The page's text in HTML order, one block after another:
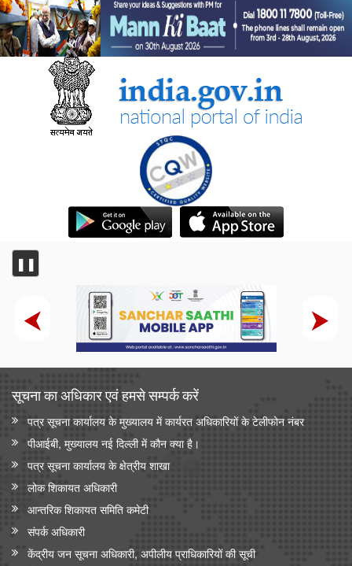
❚❚
सूचना का अधिकार एवं हमसे सम्‍पर्क करें
पत्र सूचना कार्यालय के मुख्यालय में कार्यरत अधिकारियों के टेलीफोन नंबर
पीआईबी, मुख्यालय नई दिल्ली में कौन क्या है।
पत्र सूचना कार्यालय के क्षेत्रीय शाखा
लोक शिकायत अधिकारी
आन्‍तरिक शिकायत समिति कमेटी
संपर्क अधिकारी
केंद्रीय जन सूचना अधिकारी, अपीलीय प्राधिकारियों की सूची